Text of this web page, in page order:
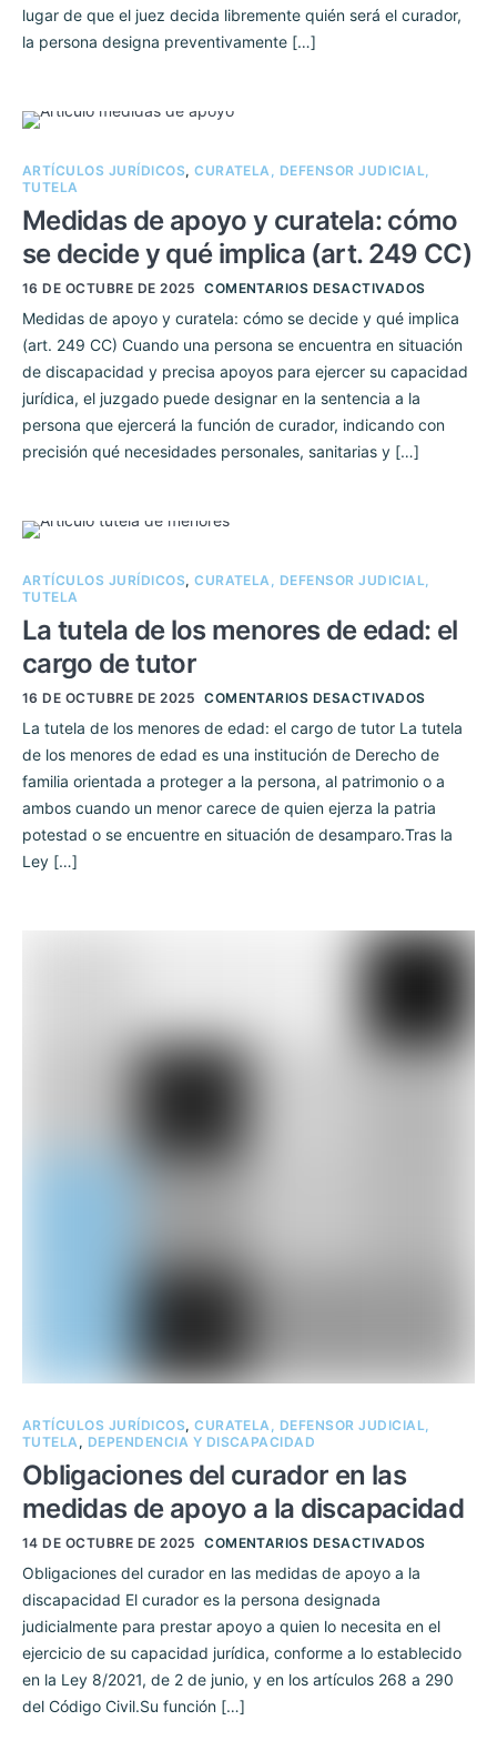
lugar de que el juez decida libremente quién será el curador,
la persona designa preventivamente […]
ARTÍCULOS JURÍDICOS,CURATELA, DEFENSOR JUDICIAL,
TUTELA
Medidas de apoyo y curatela: cómo
se decide y qué implica (art. 249 CC)
16 DE OCTUBRE DE 2025 COMENTARIOS DESACTIVADOS
Medidas de apoyo y curatela: cómo se decide y qué implica
(art. 249 CC) Cuando una persona se encuentra en situación
de discapacidad y precisa apoyos para ejercer su capacidad
jurídica, el juzgado puede designar en la sentencia a la
persona que ejercerá la función de curador, indicando con
precisión qué necesidades personales, sanitarias y […]
ARTÍCULOS JURÍDICOS,CURATELA, DEFENSOR JUDICIAL,
TUTELA
La tutela de los menores de edad: el
cargo de tutor
16 DE OCTUBRE DE 2025 COMENTARIOS DESACTIVADOS
La tutela de los menores de edad: el cargo de tutor La tutela
de los menores de edad es una institución de Derecho de
familia orientada a proteger a la persona, al patrimonio o a
ambos cuando un menor carece de quien ejerza la patria
potestad o se encuentre en situación de desamparo.Tras la
Ley […]
ARTÍCULOS JURÍDICOS,CURATELA, DEFENSOR JUDICIAL,
TUTELA, DEPENDENCIA Y DISCAPACIDAD
Obligaciones del curador en las
medidas de apoyo a la discapacidad
14 DE OCTUBRE DE 2025 COMENTARIOS DESACTIVADOS
Obligaciones del curador en las medidas de apoyo a la
discapacidad El curador es la persona designada
judicialmente para prestar apoyo a quien lo necesita en el
ejercicio de su capacidad jurídica, conforme a lo establecido
en la Ley 8/2021, de 2 de junio, y en los artículos 268 a 290
del Código Civil.Su función […]